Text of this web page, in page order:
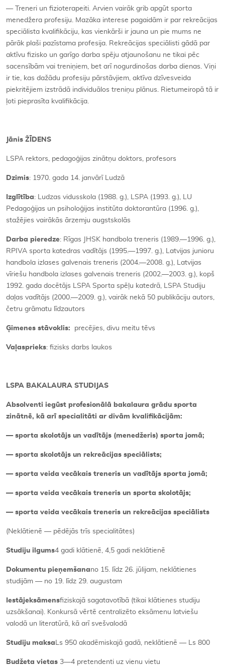
— Treneri un fizioterapeiti. Arvien vairāk grib apgūt sporta
menedžera profesiju. Mazāka interese pagaidām ir par rekreācijas
speciālista kvalifikāciju, kas vienkārši ir jauna un pie mums ne
pārāk plaši pazīstama profesija. Rekreācijas speciālisti gādā par
aktīvu fizisko un garīgo darba spēju atjaunošanu ne tikai pēc
sacensībām vai treniņiem, bet arī nogurdinošas darba dienas. Viņi
ir tie, kas dažādu profesiju pārstāvjiem, aktīva dzīvesveida
piekritējiem izstrādā individuālos treniņu plānus. Rietumeiropā tā ir
ļoti pieprasīta kvalifikācija.
Jānis ŽĪDENS
LSPA rektors, pedagoģijas zinātņu doktors, profesors
Dzimis: 1970. gada 14. janvārī Ludzā
Izglītība: Ludzas vidusskola (1988. g.), LSPA (1993. g.), LU
Pedagoģijas un psiholoģijas institūta doktorantūra (1996. g.),
stažējies vairākās ārzemju augstskolās
Darba pieredze: Rīgas JHSK handbola treneris (1989.—1996. g.),
RPIVA sporta katedras vadītājs (1995.—1997. g.), Latvijas junioru
handbola izlases galvenais treneris (2004.—2008. g.), Latvijas
vīriešu handbola izlases galvenais treneris (2002.—2003. g.), kopš
1992. gada docētājs LSPA Sporta spēļu katedrā, LSPA Studiju
daļas vadītājs (2000.—2009. g.), vairāk nekā 50 publikāciju autors,
četru grāmatu līdzautors
Ģimenes stāvoklis: precējies, divu meitu tēvs
Vaļasprieks: fizisks darbs laukos
LSPA BAKALAURA STUDIJAS
Absolventi iegūst profesionālā bakalaura grādu sporta
zinātnē, kā arī specialitāti ar divām kvalifikācijām:
— sporta skolotājs un vadītājs (menedžeris) sporta jomā;
— sporta skolotājs un rekreācijas speciālists;
— sporta veida vecākais treneris un vadītājs sporta jomā;
— sporta veida vecākais treneris un sporta skolotājs;
— sporta veida vecākais treneris un rekreācijas speciālists
(Neklātienē — pēdējās trīs specialitātes)
Studiju ilgums4 gadi klātienē, 4,5 gadi neklātienē
Dokumentu pieņemšanano 15. līdz 26. jūlijam, neklātienes
studijām — no 19. līdz 29. augustam
Iestājeksāmensfiziskajā sagatavotībā (tikai klātienes studiju
uzsākšanai). Konkursā vērtē centralizēto eksāmenu latviešu
valodā un literatūrā, kā arī svešvalodā
Studiju maksa Ls 950 akadēmiskajā gadā, neklātienē — Ls 800
Budžeta vietas 3—4 pretendenti uz vienu vietu